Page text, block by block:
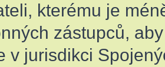
kterému je
zástupců,
v jurisdikci